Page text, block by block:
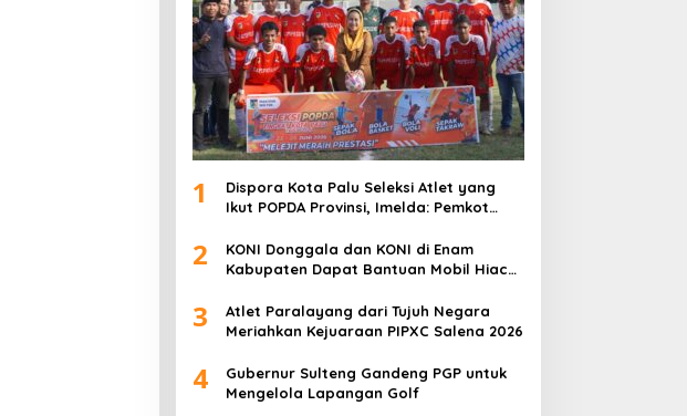
1
Dispora Kota Palu Seleksi Atlet yang
Ikut POPDA Provinsi, Imelda: Pemkot
Olahraga Pelajar
2
KONI Donggala dan KONI di Enam
Kabupaten Dapat Bantuan Mobil Hiace
3
Atlet Paralayang dari Tujuh Negara
Meriahkan Kejuaraan PIPXC Salena 2026
4
Gubernur Sulteng Gandeng PGP untuk
Mengelola Lapangan Golf